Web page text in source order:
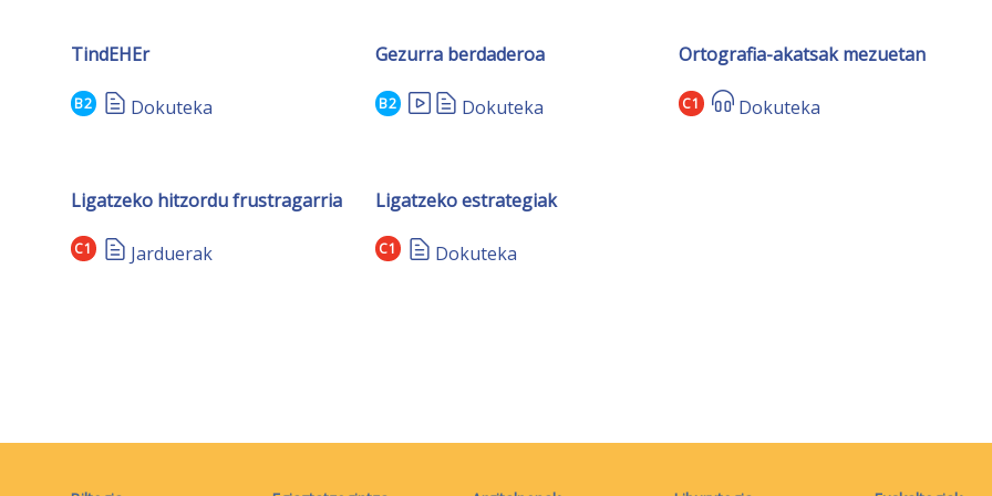
TindEHEr
B2 Dokuteka
Gezurra berdaderoa
B2 Dokuteka
Ortografia-akatsak mezuetan
C1 Dokuteka
Ligatzeko hitzordu frustragarria
C1 Jarduerak
Ligatzeko estrategiak
C1 Dokuteka